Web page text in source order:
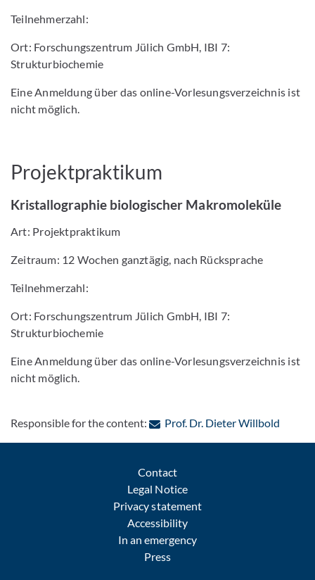
Teilnehmerzahl:
Ort: Forschungszentrum Jülich GmbH, IBI 7:
Strukturbiochemie
Eine Anmeldung über das online-Vorlesungsverzeichnis ist
nicht möglich.
Projektpraktikum
Kristallographie biologischer Makromoleküle
Art: Projektpraktikum
Zeitraum: 12 Wochen ganztägig, nach Rücksprache
Teilnehmerzahl:
Ort: Forschungszentrum Jülich GmbH, IBI 7:
Strukturbiochemie
Eine Anmeldung über das online-Vorlesungsverzeichnis ist
nicht möglich.
Responsible for the content: Prof. Dr. Dieter Willbold:
Contact
Legal Notice
Privacy statement
Accessibility
In an emergency
Press